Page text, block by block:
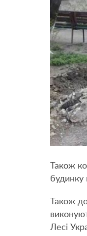
Також
будинку
Також
Лесі